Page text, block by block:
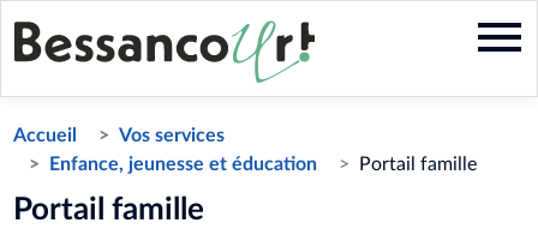
Aller
au
contenu
Accueil
Vos services
Enfance, jeunesse et éducation
Portail famille
Portail famille